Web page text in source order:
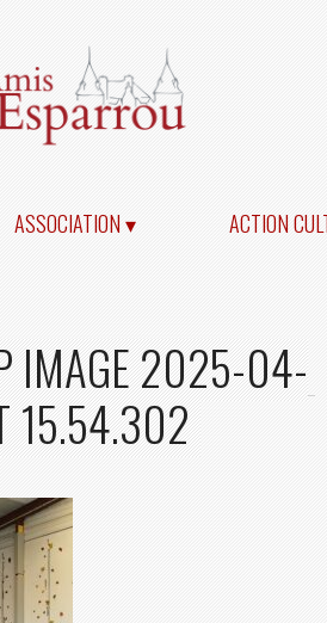
ASSOCIATION ▾ ACTION
IMAGE 2025-04-
15.54.302